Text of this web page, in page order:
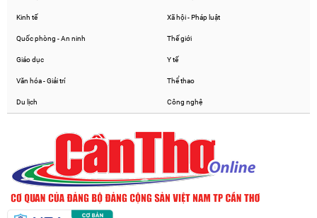
Kinh tế Xã hội - Pháp luật
Quốc phòng - An ninh Thế giới
Giáo dục Y tế
Văn hóa - Giải trí Thể thao
Du lịch Công nghệ